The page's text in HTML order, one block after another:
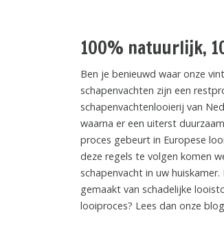
100% natuurlijk,
Ben je benieuwd waar onze
schapenvachten zijn een
schapenvachtenlooierij van
waarna er een uiterst
proces gebeurt in Europese
deze regels te volgen komen
schapenvacht in uw
gemaakt van schadelijke
looiproces? Lees dan onze